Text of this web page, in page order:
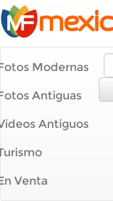
Modernas
Antiguas
Antiguos
Venta